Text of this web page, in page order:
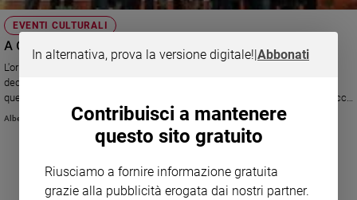
Papa
Papa
Chiesa
Chiesa
EVENTI CULTURALI
A Camposampiero vince la poesia religiosa
L'originale premio letterario, giunto alla sua ventitreesima edizione e
dedicato a padre Turoldo nel centenario della sua nascita, ha incoronato
quest'anno il poeta torinese Daniele Gigli. Premiati anche Laura Corraducci
e Franco Casadei
Alberto Laggia
In alternativa, prova la versione digitale!|Abbonati
Contribuisci a mantenere
questo sito gratuito
Riusciamo a fornire informazione gratuita
grazie alla pubblicità erogata dai nostri partner.